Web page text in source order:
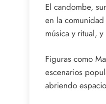
El candombe,
en la
música y ritual,
Figuras como
escenarios
abriendo